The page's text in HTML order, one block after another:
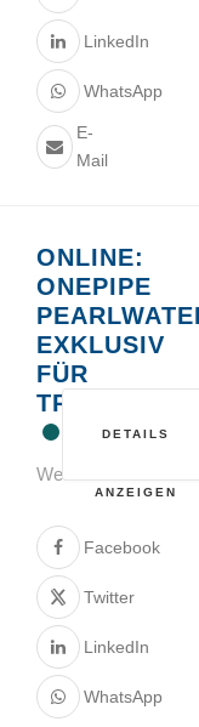
LinkedIn
WhatsApp
E-
Mail
ONLINE:
ONEPIPE
EXKLUSIV
FÜR
Webinar
Facebook
Twitter
LinkedIn
WhatsApp
DETAILS
ANZEIGEN